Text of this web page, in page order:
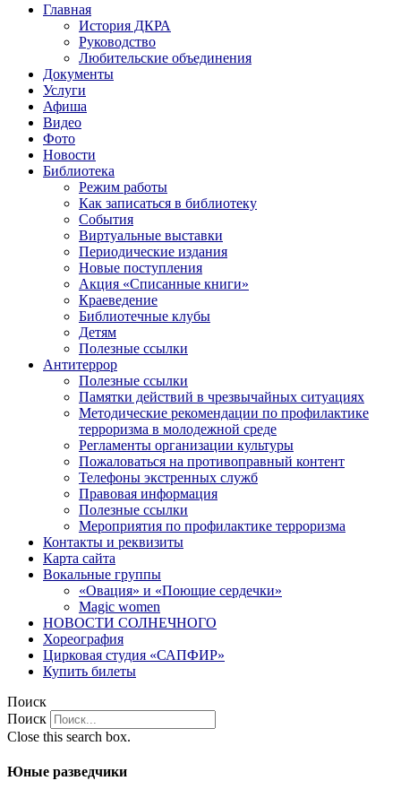
Главная
История ДКРА
Руководство
Любительские объединения
Документы
Услуги
Афиша
Видео
Фото
Новости
Библиотека
Режим работы
Как записаться в библиотеку
События
Виртуальные выставки
Периодические издания
Новые поступления
Акция «Списанные книги»
Краеведение
Библиотечные клубы
Детям
Полезные ссылки
Антитеррор
Полезные ссылки
Памятки действий в чрезвычайных ситуациях
Методические рекомендации по профилактике
терроризма в молодежной среде
Регламенты организации культуры
Пожаловаться на противоправный контент
Телефоны экстренных служб
Правовая информация
Полезные ссылки
Мероприятия по профилактике терроризма
Контакты и реквизиты
Карта сайта
Вокальные группы
«Овация» и «Поющие сердечки»
Magic women
НОВОСТИ СОЛНЕЧНОГО
Хореография
Цирковая студия «САПФИР»
Купить билеты
Поиск
Поиск
Close this search box.
Юные разведчики